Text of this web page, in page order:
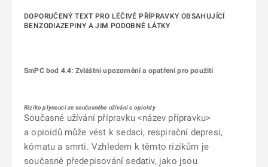
DOPORUČENÝ TEXT PRO LÉČIVÉ PŘÍPRAVKY OBSAHUJÍCÍ
BENZODIAZEPINY A JIM PODOBNÉ LÁTKY
SmPC bod 4.4: Zvláštní upozornění a opatření pro použití
Riziko plynoucí ze současného užívání s opioidy
Současné užívání přípravku <název přípravku>
a opioidů může vést k sedaci, respirační depresi,
kómatu a smrti. Vzhledem k těmto rizikům je
současné předepisování sedativ, jako jsou